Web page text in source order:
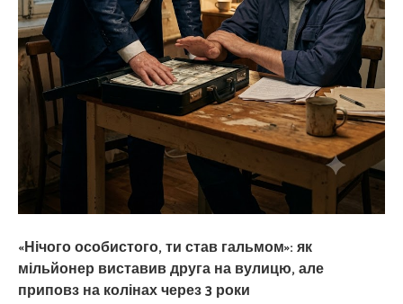
«Нічого особистого, ти став гальмом»: як
мільйонер виставив друга на вулицю, але
приповз на колінах через 3 роки